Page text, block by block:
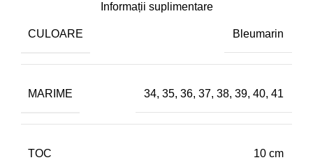
Informații suplimentare
CULOARE Bleumarin
MARIME 34, 35, 36, 37, 38, 39, 40, 41
TOC 10 cm